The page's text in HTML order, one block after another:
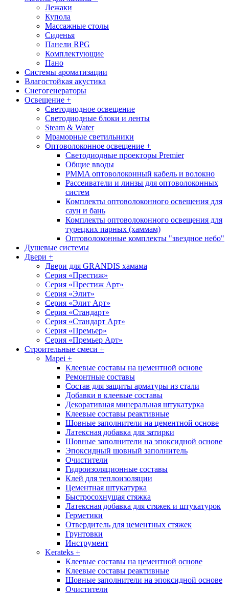
Лежаки
Купола
Массажные столы
Сиденья
Панели RPG
Комплектующие
Пано
Системы ароматизации
Влагостойкая акустика
Снегогенераторы
Освещение +
Светодиодное освещение
Светодиодные блоки и ленты
Steam & Water
Мраморные светильники
Оптоволоконное освещение +
Светодиодные проекторы Premier
Общие вводы
PMMA оптоволоконный кабель и волокно
Рассеиватели и линзы для оптоволоконных
систем
Комплекты оптоволоконного освещения для
саун и бань
Комплекты оптоволоконного освещения для
турецких парных (хаммам)
Оптоволоконные комплекты "звездное небо"
Душевые системы
Двери +
Двери для GRANDIS хамама
Серия «Престиж»
Серия «Престиж Арт»
Серия «Элит»
Серия «Элит Арт»
Серия «Стандарт»
Серия «Стандарт Арт»
Серия «Премьер»
Серия «Премьер Арт»
Cтроительные смеси +
Mapei +
Клеевые составы на цементной основе
Ремонтные составы
Состав для защиты арматуры из стали
Добавки в клеевые составы
Декоративная минеральная штукатурка
Клеевые составы реактивные
Шовные заполнители на цементной основе
Латексная добавка для затирки
Шовные заполнители на эпоксидной основе
Эпоксидный шовный заполнитель
Очистители
Гидроизоляционные составы
Клей для теплоизоляции
Цементная штукатурка
Быстросохнущая стяжка
Латексная добавка для стяжек и штукатурок
Герметики
Отвердитель для цементных стяжек
Грунтовки
Инструмент
Kerateks +
Клеевые составы на цементной основе
Клеевые составы реактивные
Шовные заполнители на эпоксидной основе
Очистители